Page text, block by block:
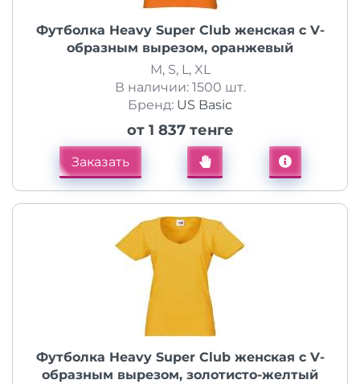
Футболка Heavy Super Club женская с V-
образным вырезом, оранжевый
M, S, L, XL
В наличии: 1500 шт.
Бренд: US Basic
от 1 837 тенге
Заказать
Футболка Heavy Super Club женская с V-
образным вырезом, золотисто-желтый